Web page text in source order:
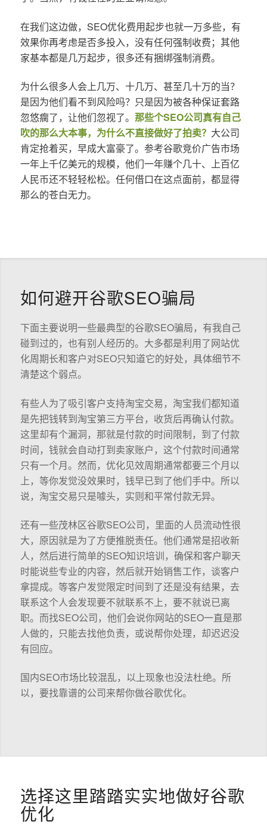
在我们这边做，SEO优化费用起步也就一万多些，有
效果你再考虑是否多投入，没有任何强制收费；其他
家基本都是几万起步，很多还有捆绑强制消费。
为什么很多人会上几万、十几万、甚至几十万的当？
是因为他们看不到风险吗？只是因为被各种保证套路
忽悠瘸了，让他们忽视了。 那些个SEO公司真有自己
吹的那么大本事，为什么不直接做好了拍卖？ 大公司
肯定抢着买，早成大富豪了。参考谷歌竞价广告市场
一年上千亿美元的规模，他们一年赚个几十、上百亿
人民币还不轻轻松松。任何借口在这点面前，都显得
那么的苍白无力。
如何避开谷歌SEO骗局
下面主要说明一些最典型的谷歌SEO骗局，有我自己
碰到过的，也有别人经历的。大多都是利用了网站优
化周期长和客户对SEO只知道它的好处，具体细节不
清楚这个弱点。
有些人为了吸引客户支持淘宝交易，淘宝我们都知道
是先把钱转到淘宝第三方平台，收货后再确认付款。
这里却有个漏洞，那就是付款的时间限制，到了付款
时间，钱就会自动打到卖家账户，这个付款时间通常
只有一个月。然而，优化见效周期通常都要三个月以
上，等你发觉没效果时，钱早已到了他们手中。所以
说，淘宝交易只是噱头，实则和平常付款无异。
还有一些茂林区谷歌SEO公司，里面的人员流动性很
大，原因就是为了方便推脱责任。他们通常是招收新
人，然后进行简单的SEO知识培训，确保和客户聊天
时能说些专业的内容，然后就开始销售工作，谈客户
拿提成。等客户发觉限定时间到了还是没有结果，去
联系这个人会发现要不就联系不上，要不就说已离
职。而找SEO公司，他们会说你网站的SEO一直是那
人做的，只能去找他负责，或说帮你处理，却迟迟没
有回应。
国内SEO市场比较混乱，以上现象也没法杜绝。所
以，要找靠谱的公司来帮你做谷歌优化。
选择这里踏踏实实地做好谷歌
优化